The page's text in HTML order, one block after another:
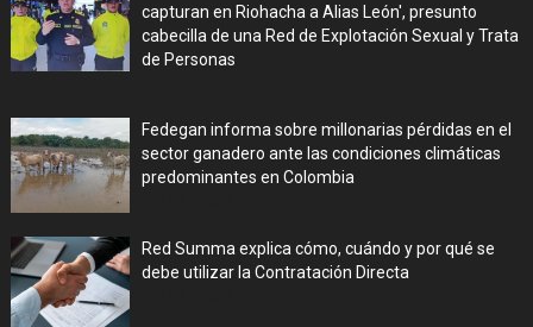
capturan en Riohacha a Alias León', presunto
cabecilla de una Red de Explotación Sexual y Trata
de Personas
Fedegan informa sobre millonarias pérdidas en el
sector ganadero ante las condiciones climáticas
predominantes en Colombia
Red Summa explica cómo, cuándo y por qué se
debe utilizar la Contratación Directa